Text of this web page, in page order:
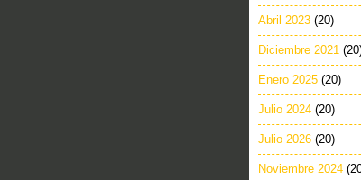
Abril 2023 (20)
Diciembre 2021
Enero 2025 (20)
Julio 2024 (20)
Julio 2026 (20)
Noviembre 2024